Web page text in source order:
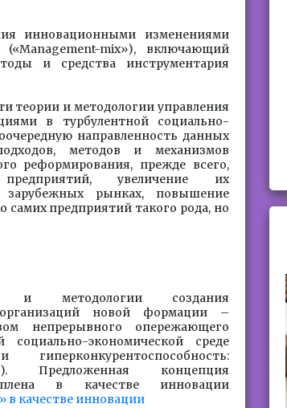
инновационными изменениями
mix»), включающий
и средства инструментария
теории и методологии управления
в турбулентной социально-
направленность данных
методов и механизмов
реформирования, прежде всего,
увеличение их
зарубежных рынках, повышение
самих предприятий такого рода, но
и методологии создания
организаций новой формации –
непрерывного опережающего
экономической среде
Предложенная концепция
в качестве инновации
в качестве инновации